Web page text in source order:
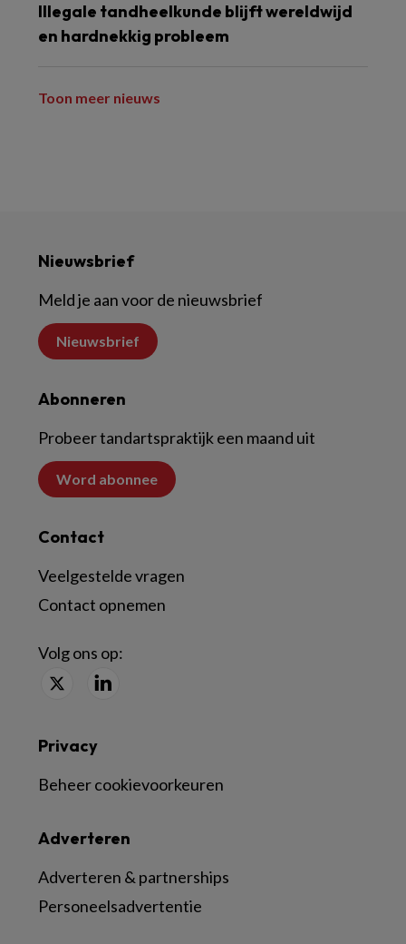
Illegale tandheelkunde blijft wereldwijd
en hardnekkig probleem
Toon meer nieuws
Nieuwsbrief
Meld je aan voor de nieuwsbrief
Nieuwsbrief
Abonneren
Probeer tandartspraktijk een maand uit
Word abonnee
Contact
Veelgestelde vragen
Contact opnemen
Volg ons op:
Adverteren
Adverteren & partnerships
Personeelsadvertentie
Privacy
Beheer cookievoorkeuren